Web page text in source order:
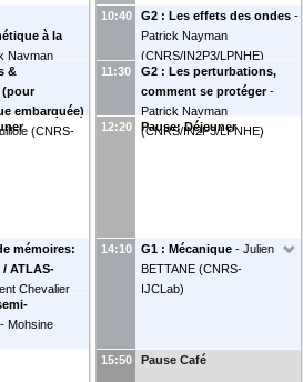
à la
Nayman
LPNHE
&
(pour
embarquée)
(CNRS-
mémoires:
ATLAS-
Chevalier
- Mohsine
10:40 G2 : Les effets des ondes -
Patrick Nayman
(CNRS/IN2P3/LPNHE)
11:30
G2 : Les perturbations,
comment se protéger -
Patrick Nayman
(CNRS/IN2P3/LPNHE)
12:20 Pause: Déjeuner
14:10 G1 : Mécanique - Julien
BETTANE (CNRS-
IJCLab)
15:50 Pause Café